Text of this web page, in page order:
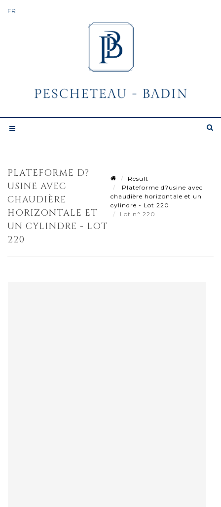
PLATEFORME D?
USINE AVEC
CHAUDIÈRE
HORIZONTALE ET
UN CYLINDRE - LOT
220
Result
Plateforme d?usine avec
chaudière horizontale et un
cylindre - Lot 220
Lot n° 220